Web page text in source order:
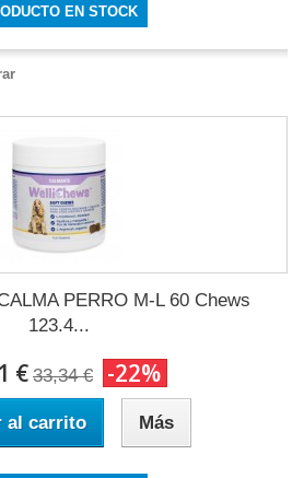
EN STOCK
PERRO M-L 60 Chews
123.4...
€ 33,34 € -22%
al carrito Más